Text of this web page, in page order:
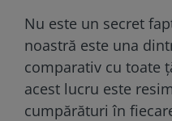
Nu este un secret
noastră este una
comparativ cu toate
acest lucru este
cumpărături în